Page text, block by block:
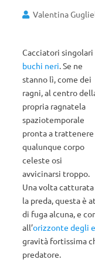
Valentina
Cacciatori singolari
buchi neri. Se ne
stanno lì, come dei
ragni, al centro
propria ragnatela
spaziotemporale
pronta a trattenere
qualunque corpo
celeste osi
avvicinarsi troppo.
Una volta catturata
la preda, questa è
di fuga alcuna, e
all’orizzonte degli
gravità fortissima
predatore.